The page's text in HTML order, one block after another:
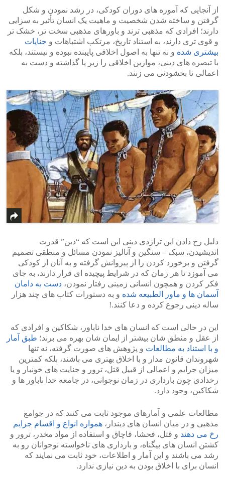
از آنجایی که آموزه های دوران کودکی، در رشد نمودن و شکل
گرفتن و ساخته شدن شخصیت و ماهیت یک انسان تأثیر به سزایی
دارند؛ افرادی که مذهبی ترند و باورهای مذهبی سخت تر، خشک تر
و قوی تری دارند، به استناد تاریخ، مرتکب اشتباهات و جنایات
بیشتری شده و نه تنها به اصول اخلاقی پایبنده نبوده و نیستند، بلکه
با تبصره های دینی، موازین اخلاقی را زیر پا گذاشته و دست به
اعمالی نا بخشودنی می زنند.
دلیل رخ دادن این تراژدی دینی این است که “دین” قدرت
اندیشیدن، سبک – سنگین و آنالیز نمودن مسائل و منطقی تصمیم
گرفتن و برخورد کردن را از پیروانش گرفته و به آنان از کودکی
می آموزد تا هر زمان که در شرایط پیچیده ای قرار دارند، به جای
فکر کردن و همچون انسانی زمینی رفتار نمودن، دست به دامان
آسمان ها و ماور الطبیعه شده و به دستورات کتاب های چند هزار
ساله دینی رجوع کرده و دعا کنند.!
این در حالی است که انسان های خدا ناباور، شکاکین و افرادی که
از عقل و منطق شان بیشتر از ایمان شان بهره می برند؛ طبق آمار
و با استناد به مطالعات و پژوهش های صورت گرفته، نه تنها
شهروندان قانون مدار و با اخلاق بهتری می باشند، بلکه کمترین
میزان جرایم و اعمالی از قبیل قتل، ترور و جنایت های خونبار و یا
رخدادی چون بارداری در زمان نوجوانی، در جامعه خدا ناباور ها و
شکاکین، وجود دارد.
مطالعات علمی و آمارهای موجود ثابت می کنند که در جوامع
مذهبی و در میان انسان های دیندار، همواره انواع و اقسام جرایم
رخ می دهند و قتل، فحشا، قاچاق و استفاده از مواد مخدر، ترور و
کشتن انسان های بیگناه، و بارداری های ناخواسته نوجوانان رو به
رشد می باشند و این آمار و اطلاعات، خود ثابت می نمایند که
انسان برای با اخلاق بودن به دین نیازی ندارد.